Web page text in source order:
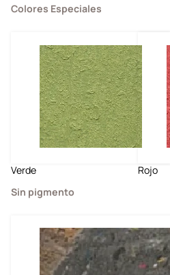
Colores Especiales
Verde Rojo
Sin pigmento